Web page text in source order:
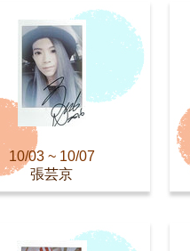
10/03 ~ 10/07
張芸京